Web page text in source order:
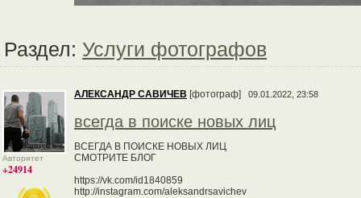
Раздел: Услуги фотографов
Авторитет
+24914
АЛЕКСАНДР САВИЧЕВ [фотограф] 09.01.2022, 23:58
всегда в поиске новых лиц
ВСЕГДА В ПОИСКЕ НОВЫХ ЛИЦ
СМОТРИТЕ БЛОГ
https://vk.com/id1840859
http://instagram.com/aleksandrsavichev